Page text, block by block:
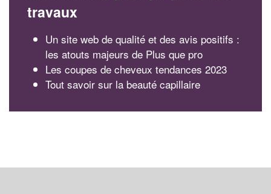
travaux
Un site web de qualité et des avis positifs :
les atouts majeurs de Plus que pro
Les coupes de cheveux tendances 2023
Tout savoir sur la beauté capillaire